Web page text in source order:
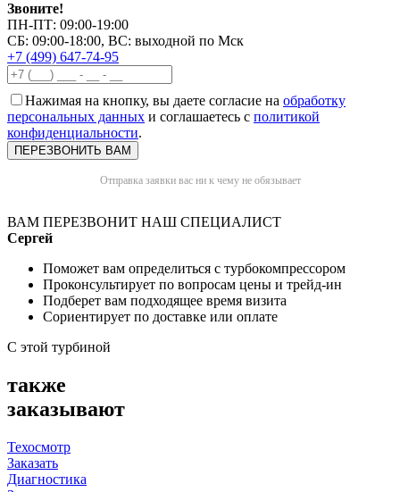
Звоните!
ПН-ПТ: 09:00-19:00
СБ: 09:00-18:00, ВС: выходной по Мск
+7 (499) 647-74-95
Нажимая на кнопку, вы даете согласие на обработку
персональных данных и соглашаетесь с политикой
конфиденциальности.
Отправка заявки вас ни к чему не обязывает
ВАМ ПЕРЕЗВОНИТ НАШ СПЕЦИАЛИСТ
Сергей
Поможет вам определиться с турбокомпрессором
Проконсультирует по вопросам цены и трейд-ин
Подберет вам подходящее время визита
Сориентирует по доставке или оплате
С этой турбиной
также
заказывают
Техосмотр
Заказать
Диагностика